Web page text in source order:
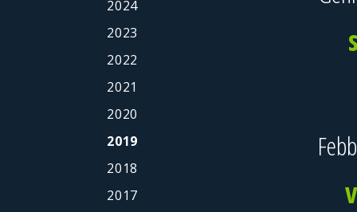
2024
2023
2022
2021
2020
2019
2018
2017